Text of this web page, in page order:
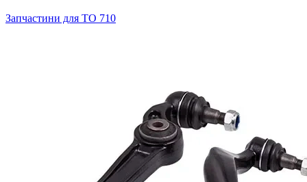
Запчастини для ТО 710